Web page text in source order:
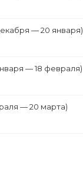
— 20 января)
— 18 февраля)
— 20 марта)